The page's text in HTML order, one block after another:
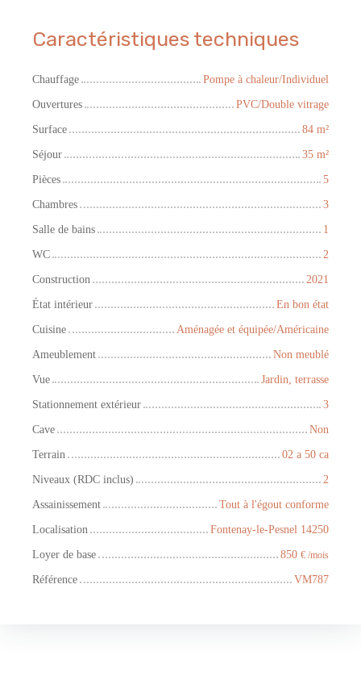
Caractéristiques techniques
Chauffage
Pompe à chaleur/Individuel
Ouvertures
PVC/Double vitrage
Surface
84 m²
Séjour
35 m²
Pièces
5
Chambres
3
Salle de bains
1
WC
2
Construction
2021
État intérieur
En bon état
Cuisine
Aménagée et équipée/Américaine
Ameublement
Non meublé
Vue
Jardin, terrasse
Stationnement extérieur
3
Cave
Non
Terrain
02 a 50 ca
Niveaux (RDC inclus)
2
Assainissement
Tout à l'égout conforme
Localisation
Fontenay-le-Pesnel 14250
Loyer de base
850 € /mois
Référence VM787